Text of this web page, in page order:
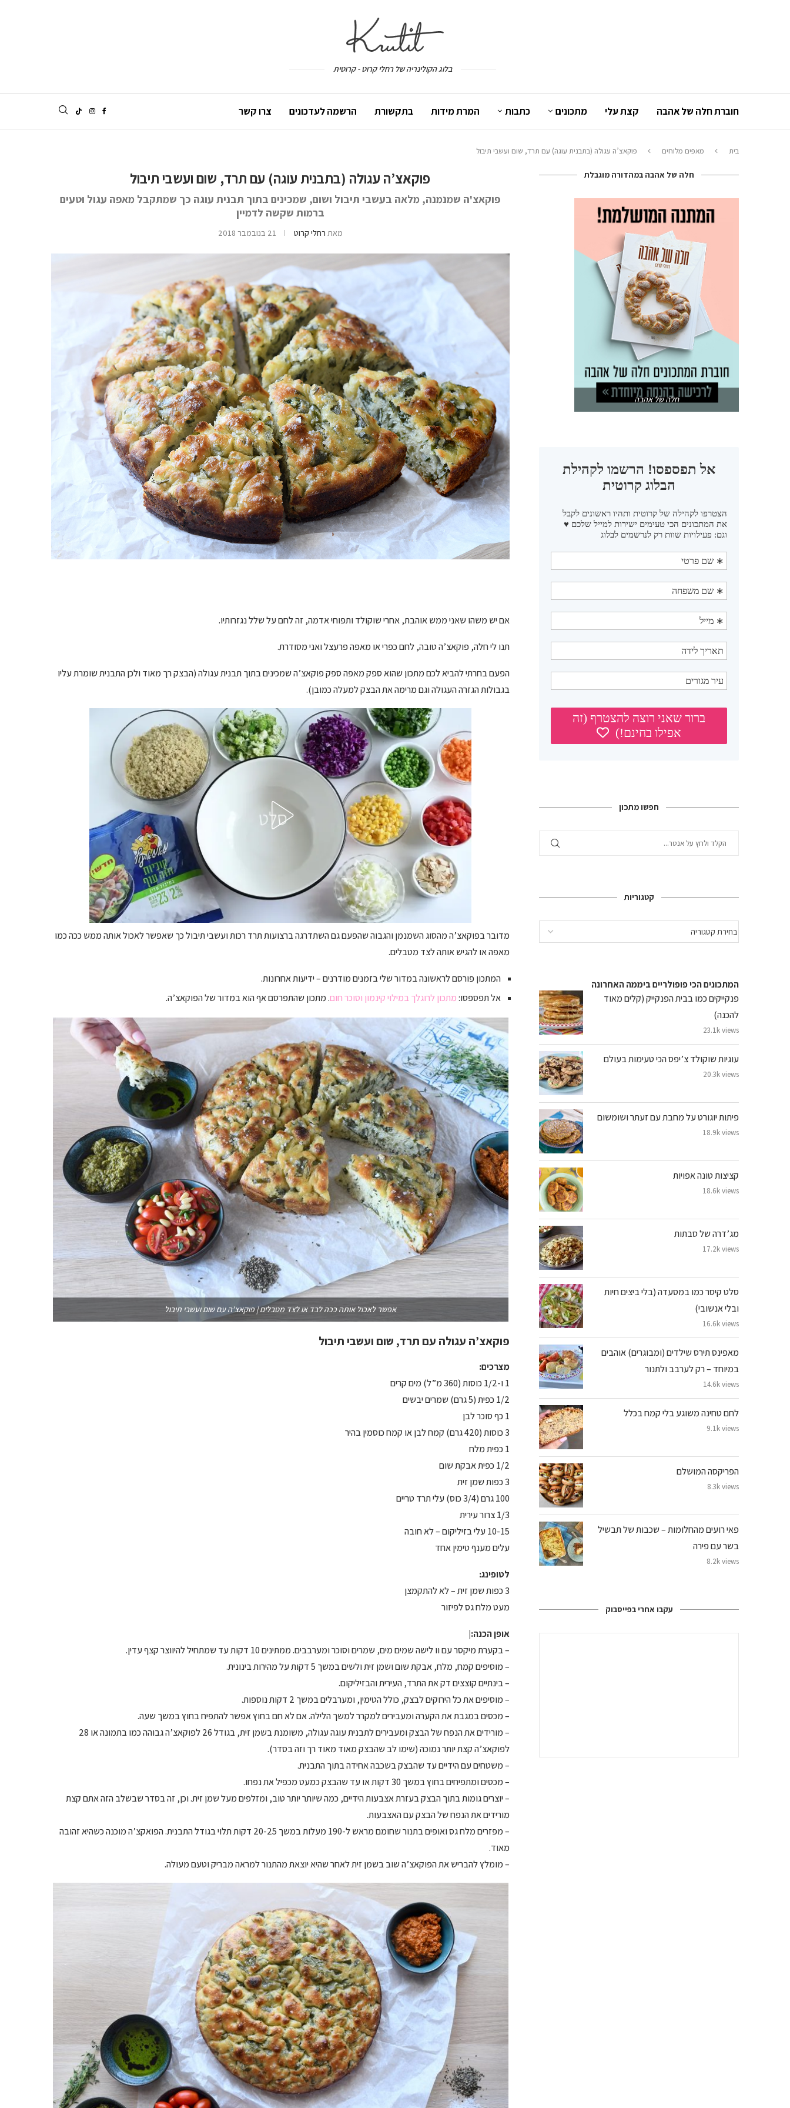
בלוג הקולינריה של רחלי קרוט - קרוטית
חוברת חלה של אהבה קצת עלי מתכונים כתבות המרת מידות בתקשורת הרשמה לעדכונים צרו קשר
בית מאפים מלוחים פוקאצ’ה עגולה (בתבנית עוגה) עם תרד, שום ועשבי תיבול
פוקאצ’ה עגולה (בתבנית עוגה) עם תרד, שום ועשבי תיבול
פוקאצ'ה שמנמנה, מלאה בעשבי תיבול ושום, שמכינים בתוך תבנית עוגה כך שמתקבל מאפה עגול וטעים
ברמות שקשה לדמיין
מאת רחלי קרוט 21 בנובמבר 2018
אם יש משהו שאני ממש אוהבת, אחרי שוקולד ותפוחי אדמה, זה לחם על שלל נגזרותיו.
תנו לי חלה, פוקאצ’ה טובה, לחם כפרי או מאפה פרעצל ואני מסודרת.
הפעם בחרתי להביא לכם מתכון שהוא ספק מאפה ספק פוקאצ’ה שמכינים בתוך תבנית עגולה (הבצק רך מאוד ולכן התבנית שומרת עליו
בגבולות הגזרה העגולה וגם מרימה את הבצק למעלה כמובן).
מדובר בפוקאצ’ה מהסוג השמנמן והגבוה שהפעם גם השתדרגה ברצועות תרד רכות ועשבי תיבול כך שאפשר לאכול אותה ממש ככה כמו
מאפה או להגיש אותה לצד מטבלים.
המתכון פורסם לראשונה במדור שלי בזמנים מודרנים – ידיעות אחרונות.
אל תפספסו:מתכון לרוגלך במילוי קינמון וסוכר חום. מתכון שהתפרסם אף הוא במדור של הפוקאצ’ה.
אפשר לאכול אותה ככה לבד או לצד מטבלים | פוקאצ’ה עם שום ועשבי תיבול
פוקאצ’ה עגולה עם תרד, שום ועשבי תיבול
מצרכים:
1 ו-1/2 כוסות (360 מ”ל) מים קרים
1/2 כפית (5 גרם) שמרים יבשים
1 כף סוכר לבן
3 כוסות (420 גרם) קמח לבן או קמח כוסמין בהיר
1 כפית מלח
1/2 כפית אבקת שום
3 כפות שמן זית
100 גרם (3/4 כוס) עלי תרד טריים
1/3 צרור עירית
10-15 עלי בזיליקום – לא חובה
עלים מענף טימין אחד
לטופינג:
3 כפות שמן זית – לא להתקמצן
מעט מלח גס לפיזור
אופן הכנה:|
– בקערת מיקסר עם וו לישה שמים מים, שמרים וסוכר ומערבבים. ממתינים 10 דקות עד שמתחיל להיווצר קצף עדין.
– מוסיפים קמח, מלח, אבקת שום ושמן זית ולשים במשך 5 דקות על מהירות בינונית.
– בינתיים קוצצים דק את התרד, העירית והבזיליקום.
– מוסיפים את כל הירוקים לבצק, כולל הטימין, ומערבלים במשך 2 דקות נוספות.
– מכסים במגבת את הקערה ומעבירים למקרר למשך הלילה. אם לא חם בחוץ אפשר להתפיח בחוץ במשך שעה.
– מורידים את הנפח של הבצק ומעבירים לתבנית עוגה עגולה, משומנת בשמן זית, בגודל 26 לפוקאצ’ה גבוהה כמו בתמונה או 28
לפוקאצ’ה קצת יותר נמוכה (שימו לב שהבצק מאוד מאוד רך וזה בסדר).
– משטחים עם הידיים עד שהבצק בשכבה אחידה בתוך התבנית.
– מכסים ומתפיחים בחוץ במשך 30 דקות או עד שהבצק כמעט מכפיל את נפחו.
– יוצרים גומות בתוך הבצק בעזרת אצבעות הידיים, כמה שיותר יותר טוב, ומזלפים מעל שמן זית. וכן, זה בסדר שבשלב הזה אתם קצת
מורידים את הנפח של הבצק עם האצבעות.
– מפזרים מלח גס ואופים בתנור שחומם מראש ל-190 מעלות במשך 20-25 דקות תלוי בגודל התבנית. הפואקצ’ה מוכנה כשהיא זהובה
מאוד.
– מומלץ להבריש את הפוקאצ’ה שוב בשמן זית לאחר שהיא יוצאת מהתנור למראה מבריק וטעם מעולה.
חלה של אהבה במהדורה מוגבלת
חלה של אהבה
חפשו מתכון
קטגוריות
המתכונים הכי פופולריים ביממה האחרונה
פנקייקים כמו בבית הפנקייק (קלים מאוד
להכנה)
23.1k views
עוגיות שוקולד צ’יפס הכי טעימות בעולם
20.3k views
פיתות יוגורט על מחבת עם זעתר ושומשום
18.9k views
קציצות טונה אפויות
18.6k views
מג’דרה של סבתות
17.2k views
סלט קיסר כמו במסעדה (בלי ביצים חיות
ובלי אנשובי)
16.6k views
מאפינס תירס שילדים (ומבוגרים) אוהבים
במיוחד – רק לערבב ולתנור
14.6k views
לחם טחינה משוגע בלי קמח בכלל
9.1k views
הפריקסה המושלם
8.3k views
פאי רועים מהחלומות – שכבות של תבשיל
בשר עם פירה
8.2k views
עקבו אחרי בפייסבוק